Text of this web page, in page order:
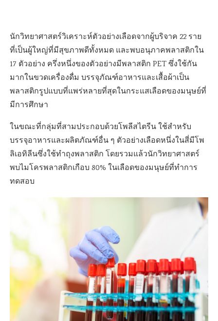
นักวิทยาศาสตร์วิเคราะห์ตัวอย่างเลือดจากผู้บริจาค 22 ราย
ที่เป็นผู้ใหญ่ที่มีสุขภาพดีทั้งหมด และพบอนุภาคพลาสติกใน
17 ตัวอย่าง ครึ่งหนึ่งของตัวอย่างมีพลาสติก PET ซึ่งใช้กัน
มากในขวดเครื่องดื่ม บรรจุภัณฑ์อาหารและเสื้อผ้าเป็น
พลาสติกรูปแบบที่แพร่หลายที่สุดในกระแสเลือดของมนุษย์ที่
มีการศึกษา
ในขณะที่กลุ่มที่สามประกอบด้วยโพลีสไตรีน ใช้สำหรับ
บรรจุอาหารและผลิตภัณฑ์อื่น ๆ ตัวอย่างเลือดหนึ่งในสี่มีโพ
ลิเอทิลีนซึ่งใช้ทำถุงพลาสติก โดยรวมแล้วนักวิทยาศาสตร์
พบไมโครพลาสติกเกือบ 80% ในเลือดของมนุษย์ที่ทำการ
ทดสอบ